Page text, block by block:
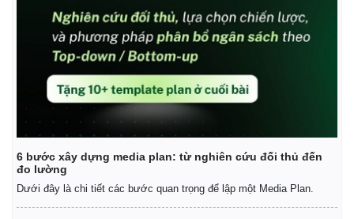
6 bước xây dựng media plan: từ nghiên cứu đối thủ đến
đo lường
Dưới đây là chi tiết các bước quan trọng để lập một Media Plan.